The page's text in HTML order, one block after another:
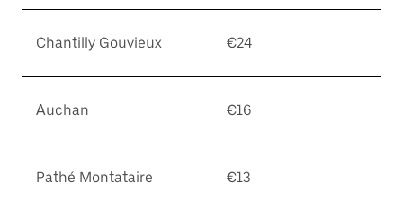
Chantilly Gouvieux €24
Auchan €16
Pathé Montataire €13